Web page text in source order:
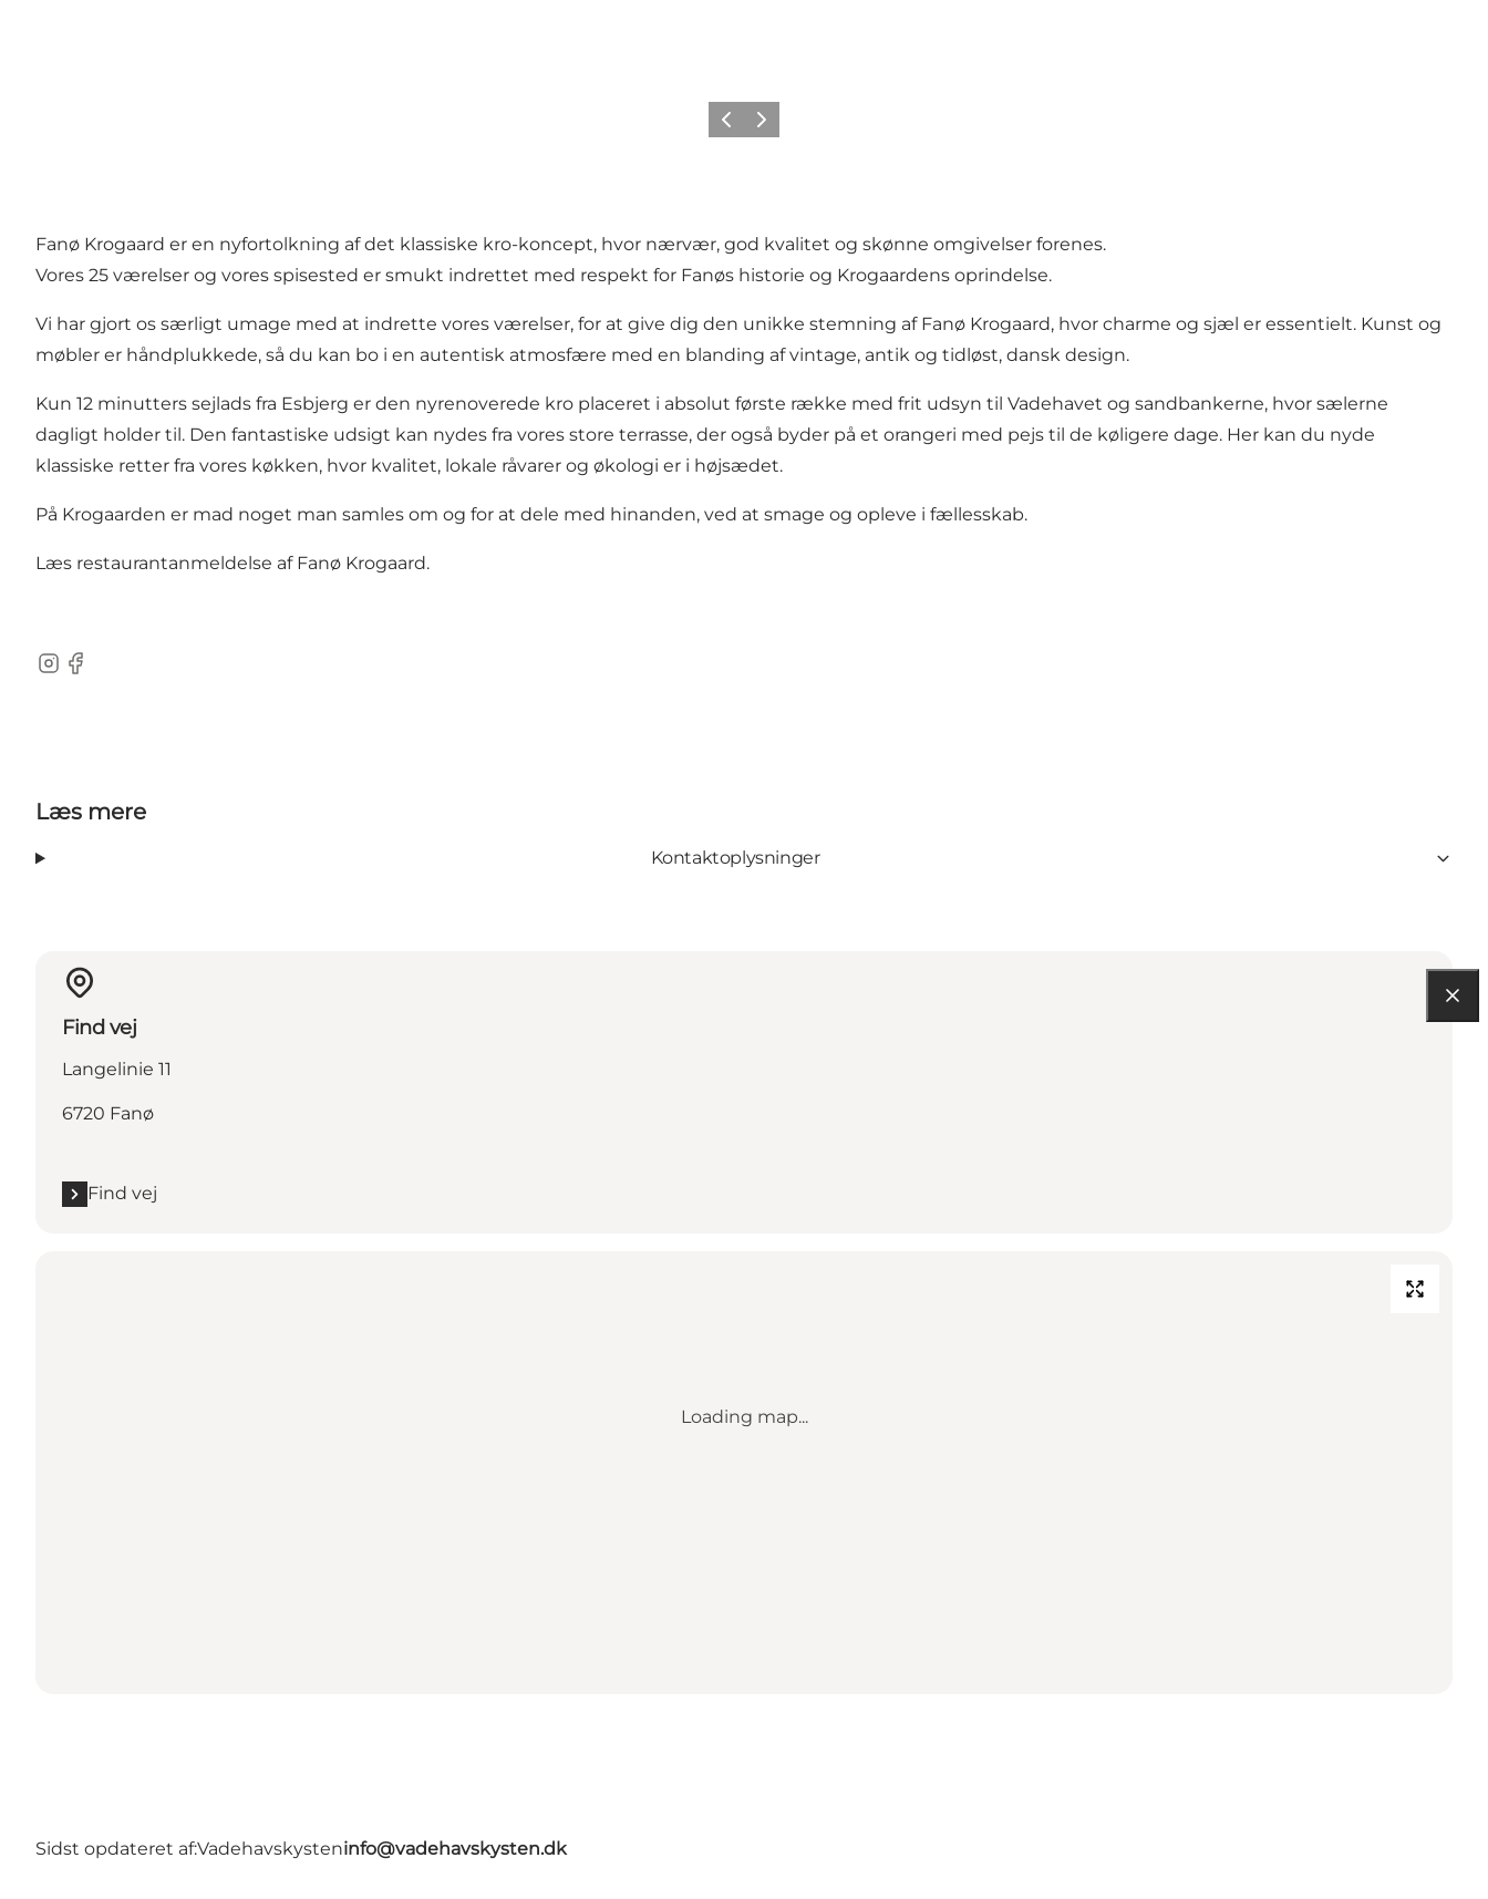
ForrigeNæste
Fanø Krogaard er en nyfortolkning af det klassiske kro-koncept, hvor nærvær, god kvalitet og skønne omgivelser forenes.
Vores 25 værelser og vores spisested er smukt indrettet med respekt for Fanøs historie og Krogaardens oprindelse.
Vi har gjort os særligt umage med at indrette vores værelser, for at give dig den unikke stemning af Fanø Krogaard, hvor charme og sjæl er essentielt. Kunst og
møbler er håndplukkede, så du kan bo i en autentisk atmosfære med en blanding af vintage, antik og tidløst, dansk design.
Kun 12 minutters sejlads fra Esbjerg er den nyrenoverede kro placeret i absolut første række med frit udsyn til Vadehavet og sandbankerne, hvor sælerne
dagligt holder til. Den fantastiske udsigt kan nydes fra vores store terrasse, der også byder på et orangeri med pejs til de køligere dage. Her kan du nyde
klassiske retter fra vores køkken, hvor kvalitet, lokale råvarer og økologi er i højsædet.
På Krogaarden er mad noget man samles om og for at dele med hinanden, ved at smage og opleve i fællesskab.
Læs restaurantanmeldelse af Fanø Krogaard.
Instagram
Facebook
Læs mere
Kontaktoplysninger
Find vej
Langelinie 11
6720 Fanø
Find vej
Loading map...
Sidst opdateret af:Vadehavskysteninfo@vadehavskysten.dk